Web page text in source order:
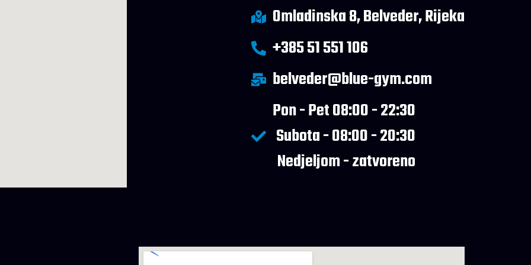
Omladinska 8, Belveder, Rijeka
+385 51 551 106
belveder@blue-gym.com
Pon - Pet 08:00 - 22:30
Subota - 08:00 - 20:30
Nedjeljom - zatvoreno